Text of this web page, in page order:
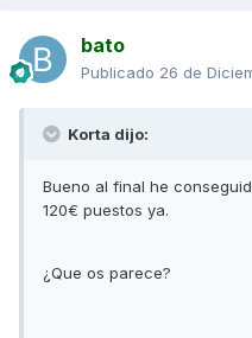
bato
Publicado 26 de
Korta dijo:
Bueno al final he
120€ puestos ya.
¿Que os parece?